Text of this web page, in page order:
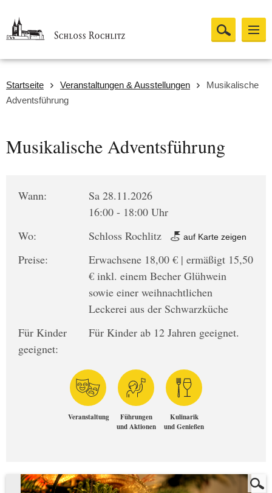
Startseite Veranstaltungen & Ausstellungen
Musikalische
Adventsführung
Musikalische Adventsführung
Wann:
Sa 28.11.2026
16:00 - 18:00 Uhr
Wo:
Schloss Rochlitz auf Karte zeigen
Preise:
Erwachsene 18,00 € | ermäßigt 15,50
€ inkl. einem Becher Glühwein
sowie einer weihnachtlichen
Leckerei aus der Schwarzküche
Für Kinder
geeignet:
Für Kinder ab 12 Jahren geeignet.
Veranstaltung
Führungen
und Aktionen
Kulinarik
und Genießen